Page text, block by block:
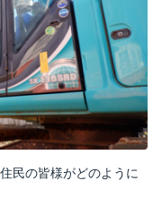
民の皆様がどのように